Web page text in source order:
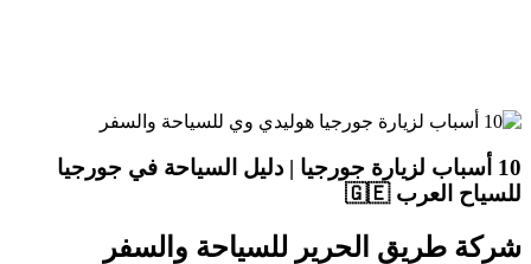
10 أسباب لزيارة جورجيا | دليل السياحة في جورجيا
للسياح العرب 🇬🇪
شركة طريق الحرير للسياحة والسفر